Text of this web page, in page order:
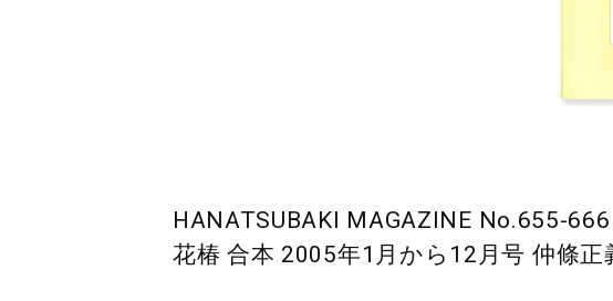
HANATSUBAKI MAGAZINE No.655-
花椿 合本 2005年1月から12月号 仲條正